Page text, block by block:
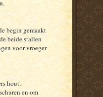
begin gemaakt
beide stallen
voor vroeger
hout.
en om